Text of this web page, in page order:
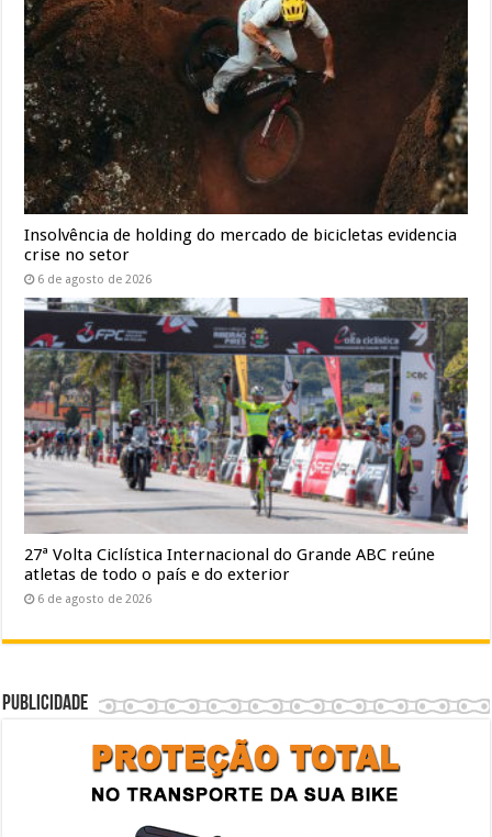
Insolvência de holding do mercado de bicicletas evidencia
crise no setor
6 de agosto de 2026
27ª Volta Ciclística Internacional do Grande ABC reúne
atletas de todo o país e do exterior
6 de agosto de 2026
Publicidade